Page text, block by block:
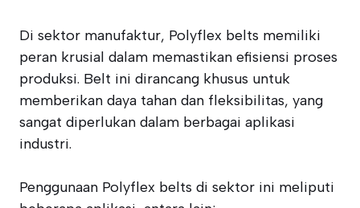
Di sektor manufaktur, Polyflex belts memiliki
peran krusial dalam memastikan efisiensi proses
produksi. Belt ini dirancang khusus untuk
memberikan daya tahan dan fleksibilitas, yang
sangat diperlukan dalam berbagai aplikasi
industri.
Penggunaan Polyflex belts di sektor ini meliputi